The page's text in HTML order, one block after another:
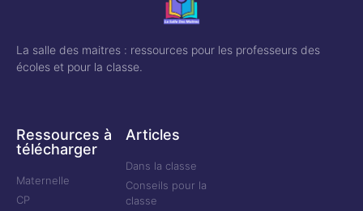
La salle des maitres : ressources pour les professeurs des
écoles et pour la classe.
Ressources à
télécharger
Maternelle
CP
Articles
Dans la classe
Conseils pour la
classe